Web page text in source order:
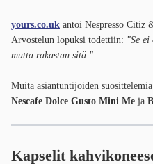
yours.co.uk antoi Nespresso Citiz
Arvostelun lopuksi todettiin: "Se ei
mutta rakastan sitä."
Muita asiantuntijoiden
Nescafe Dolce Gusto Mini Me ja
Kapselit